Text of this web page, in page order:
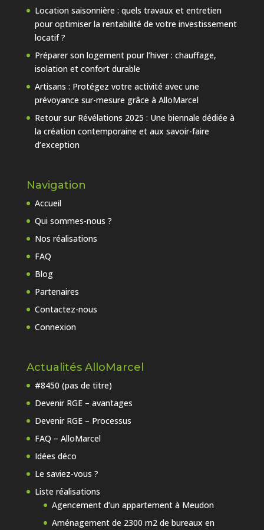
Location saisonnière : quels travaux et entretien
pour optimiser la rentabilité de votre investissement
locatif ?
Préparer son logement pour l’hiver : chauffage,
isolation et confort durable
Artisans : Protégez votre activité avec une
prévoyance sur-mesure grâce à AlloMarcel
Retour sur Révélations 2025 : Une biennale dédiée à
la création contemporaine et aux savoir-faire
d’exception
Navigation
Accueil
Qui sommes-nous ?
Nos réalisations
FAQ
Blog
Partenaires
Contactez-nous
Connexion
Actualités AlloMarcel
#8450 (pas de titre)
Devenir RGE – avantages
Devenir RGE – Processus
FAQ – AlloMarcel
Idées déco
Le saviez-vous ?
Liste réalisations
Agencement d’un appartement à Meudon
Aménagement de 2300 m2 de bureaux en